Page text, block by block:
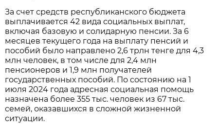
За счет средств республиканского бюджета
выплачивается 42 вида социальных выплат,
включая базовую и солидарную пенсии. За 6
месяцев текущего года на выплату пенсий и
пособий было направлено 2,6 трлн тенге для 4,3
млн человек, в том числе для 2,4 млн
пенсионеров и 1,9 млн получателей
государственных пособий. По состоянию на 1
июля 2024 года адресная социальная помощь
назначена более 355 тыс. человек из 67 тыс.
семей, оказавшихся в сложной жизненной
ситуации.